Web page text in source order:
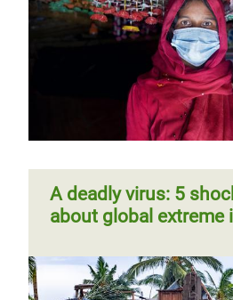
A deadly virus: 5
about global extreme